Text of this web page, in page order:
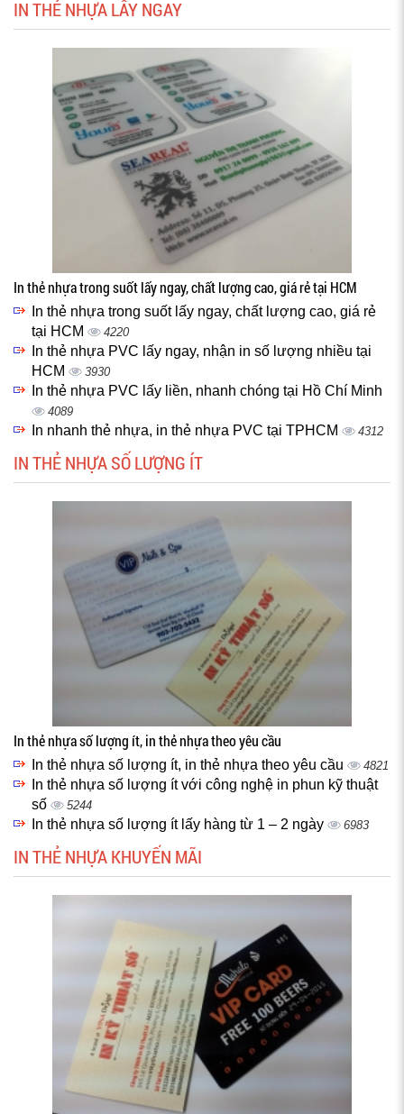
IN THẺ NHỰA LẤY NGAY
In thẻ nhựa trong suốt lấy ngay, chất lượng cao, giá rẻ tại HCM
In thẻ nhựa trong suốt lấy ngay, chất lượng cao, giá rẻ
tại HCM
4220
In thẻ nhựa PVC lấy ngay, nhận in số lượng nhiều tại
HCM
3930
In thẻ nhựa PVC lấy liền, nhanh chóng tại Hồ Chí Minh
4089
In nhanh thẻ nhựa, in thẻ nhựa PVC tại TPHCM 4312
IN THẺ NHỰA SỐ LƯỢNG ÍT
In thẻ nhựa số lượng ít, in thẻ nhựa theo yêu cầu
In thẻ nhựa số lượng ít, in thẻ nhựa theo yêu cầu 4821
In thẻ nhựa số lượng ít với công nghệ in phun kỹ thuật
số
5244
In thẻ nhựa số lượng ít lấy hàng từ 1 – 2 ngày 6983
IN THẺ NHỰA KHUYẾN MÃI